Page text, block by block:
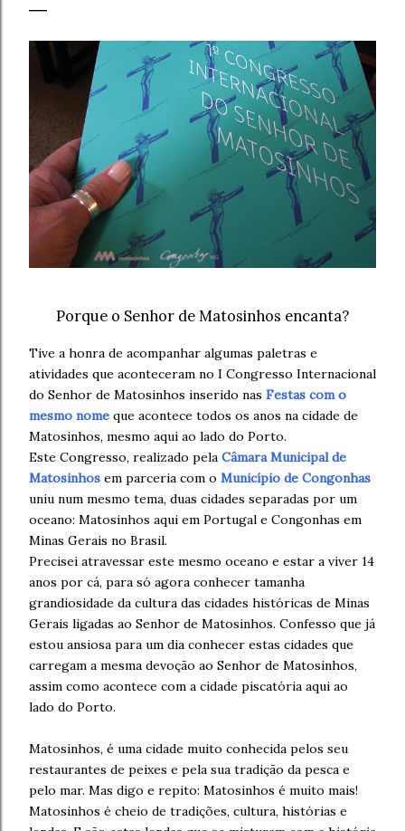
Porque o Senhor de Matosinhos encanta?
Tive a honra de acompanhar algumas paletras e
atividades que aconteceram no I Congresso Internacional
do Senhor de Matosinhos inserido nas Festas com o
mesmo nome que acontece todos os anos na cidade de
Matosinhos, mesmo aqui ao lado do Porto.
Este Congresso, realizado pela Câmara Municipal de
Matosinhos em parceria com o Município de Congonhas
uniu num mesmo tema, duas cidades separadas por um
oceano: Matosinhos aqui em Portugal e Congonhas em
Minas Gerais no Brasil.
Precisei atravessar este mesmo oceano e estar a viver 14
anos por cá, para só agora conhecer tamanha
grandiosidade da cultura das cidades históricas de Minas
Gerais ligadas ao Senhor de Matosinhos. Confesso que já
estou ansiosa para um dia conhecer estas cidades que
carregam a mesma devoção ao Senhor de Matosinhos,
assim como acontece com a cidade piscatória aqui ao
lado do Porto.
Matosinhos, é uma cidade muito conhecida pelos seu
restaurantes de peixes e pela sua tradição da pesca e
pelo mar. Mas digo e repito: Matosinhos é muito mais!
Matosinhos é cheio de tradições, cultura, histórias e